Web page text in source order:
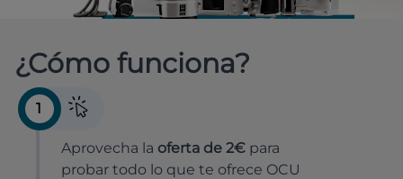
¿Cómo funciona?
1
Aprovecha la oferta de 2€ para
probar todo lo que te ofrece OCU